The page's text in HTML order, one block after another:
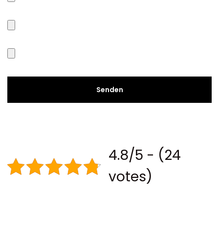
4.8/5 - (24
votes)